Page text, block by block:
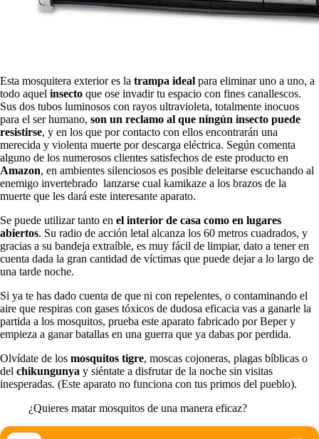
Esta mosquitera exterior es la trampa ideal para eliminar uno a uno, a
todo aquel insecto que ose invadir tu espacio con fines canallescos.
Sus dos tubos luminosos con rayos ultravioleta, totalmente inocuos
para el ser humano, son un reclamo al que ningún insecto puede
resistirse, y en los que por contacto con ellos encontrarán una
merecida y violenta muerte por descarga eléctrica. Según comenta
alguno de los numerosos clientes satisfechos de este producto en
Amazon, en ambientes silenciosos es posible deleitarse escuchando al
enemigo invertebrado lanzarse cual kamikaze a los brazos de la
muerte que les dará este interesante aparato.
Se puede utilizar tanto en el interior de casa como en lugares
abiertos. Su radio de acción letal alcanza los 60 metros cuadrados, y
gracias a su bandeja extraíble, es muy fácil de limpiar, dato a tener en
cuenta dada la gran cantidad de víctimas que puede dejar a lo largo de
una tarde noche.
Si ya te has dado cuenta de que ni con repelentes, o contaminando el
aire que respiras con gases tóxicos de dudosa eficacia vas a ganarle la
partida a los mosquitos, prueba este aparato fabricado por Beper y
empieza a ganar batallas en una guerra que ya dabas por perdida.
Olvídate de los mosquitos tigre, moscas cojoneras, plagas bíblicas o
del chikungunya y siéntate a disfrutar de la noche sin visitas
inesperadas. (Este aparato no funciona con tus primos del pueblo).
¿Quieres matar mosquitos de una manera eficaz?